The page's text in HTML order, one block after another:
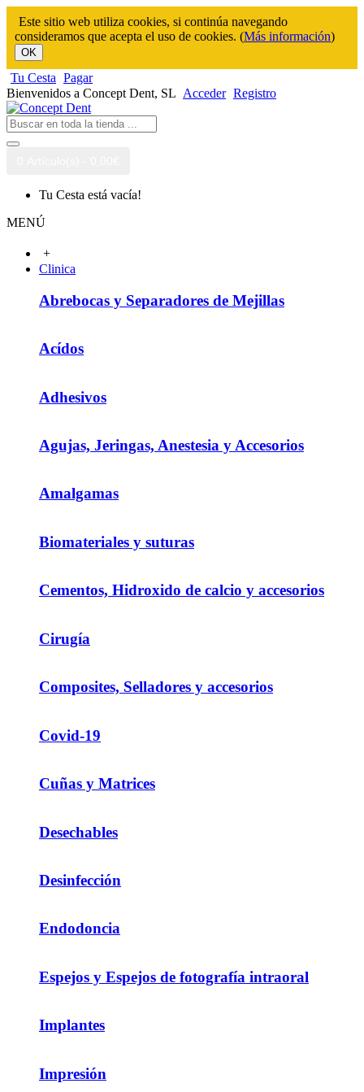
Este sitio web utiliza cookies, si continúa navegando
consideramos que acepta el uso de cookies. (Más información)
OK
Tu Cesta Pagar
Bienvenidos a Concept Dent, SL Acceder Registro
Tu Cesta está vacía!
MENÚ
+
Clinica
Abrebocas y Separadores de Mejillas
Acídos
Adhesivos
Agujas, Jeringas, Anestesia y Accesorios
Amalgamas
Biomateriales y suturas
Cementos, Hidroxido de calcio y accesorios
Cirugía
Composites, Selladores y accesorios
Covid-19
Cuñas y Matrices
Desechables
Desinfección
Endodoncia
Espejos y Espejos de fotografía intraoral
Implantes
Impresión